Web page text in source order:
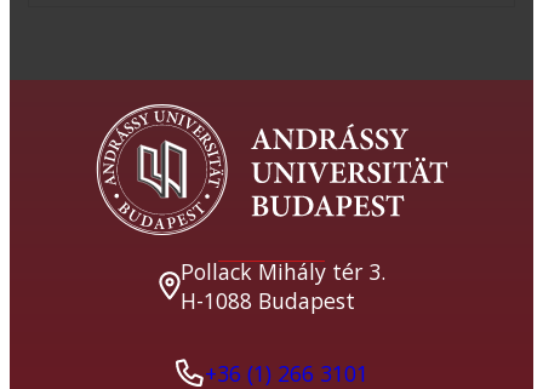
Pollack Mihály tér 3.
H-1088 Budapest
+36 (1) 266 3101